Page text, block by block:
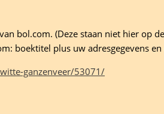
bol.com. (Deze staan niet hier op
boektitel plus uw adresgegevens
ganzenveer/53071/